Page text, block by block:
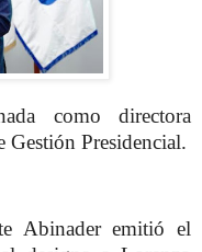
como directora
Gestión Presidencial.
Abinader emitió el